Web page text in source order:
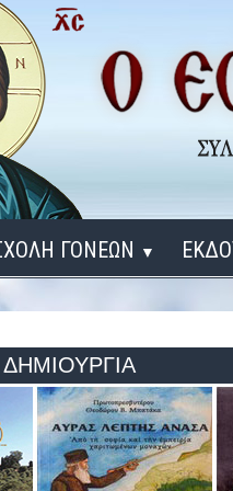
ΓΟΝΕΩΝ ▼
- 2026
- 2025
- 2024
- 2023